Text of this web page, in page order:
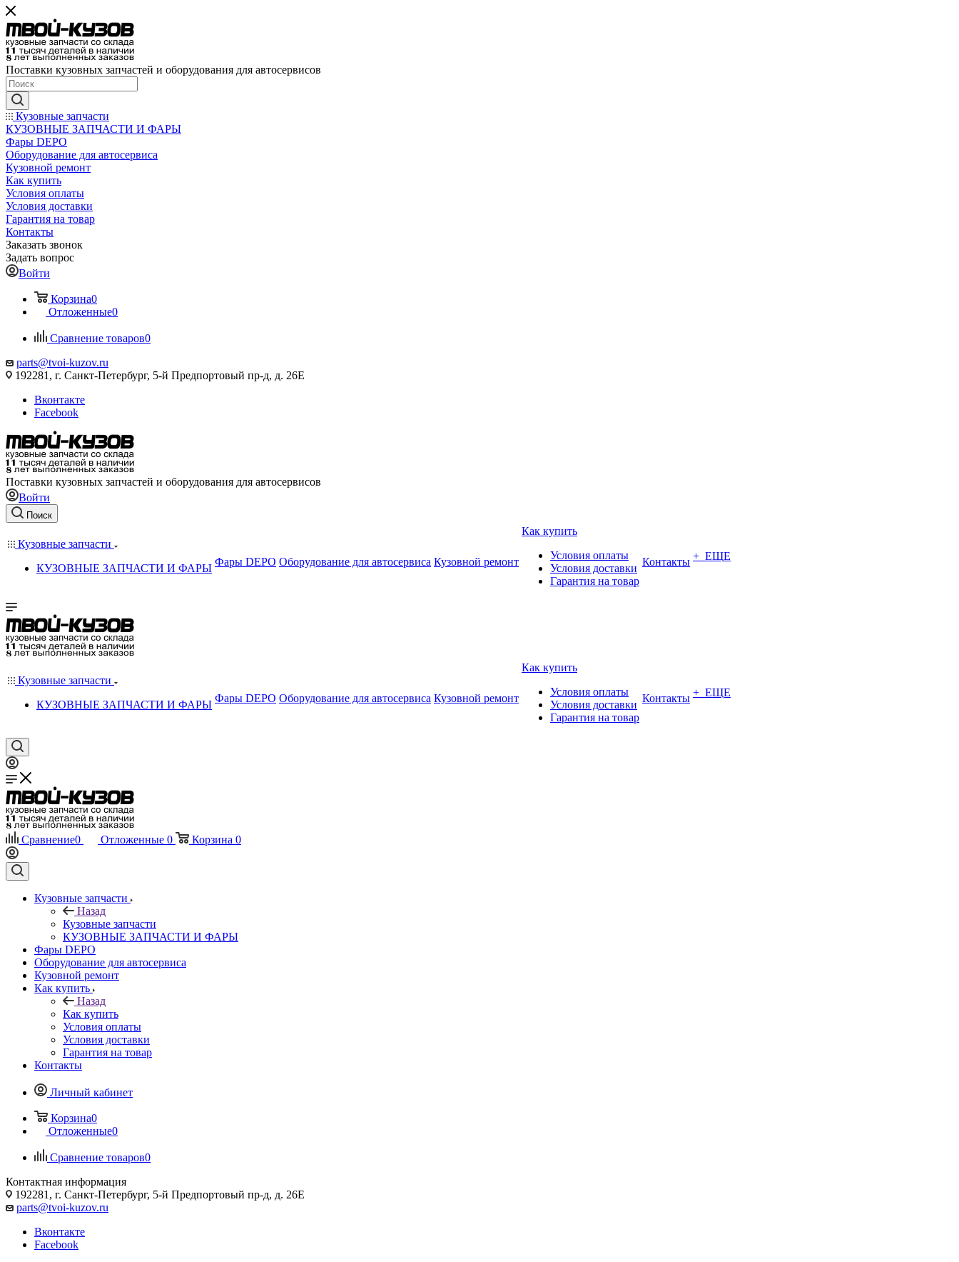
Поставки кузовных запчастей и оборудования для автосервисов
Кузовные запчасти
КУЗОВНЫЕ ЗАПЧАСТИ И ФАРЫ
Фары DEPO
Оборудование для автосервиса
Кузовной ремонт
Как купить
Условия оплаты
Условия доставки
Гарантия на товар
Контакты
Заказать звонок
Задать вопрос
Войти
Корзина0
Отложенные0
Сравнение товаров0
parts@tvoi-kuzov.ru
192281, г. Санкт-Петербург, 5-й Предпортовый пр-д, д. 26Е
Вконтакте
Facebook
Поставки кузовных запчастей и оборудования для автосервисов
Войти
Поиск
Кузовные запчасти
КУЗОВНЫЕ ЗАПЧАСТИ И ФАРЫ
Фары DEPO Оборудование для автосервиса Кузовной ремонт
Как купить
Условия оплаты
Условия доставки
Гарантия на товар
Контакты + ЕЩЕ
Кузовные запчасти
КУЗОВНЫЕ ЗАПЧАСТИ И ФАРЫ
Фары DEPO Оборудование для автосервиса Кузовной ремонт
Как купить
Условия оплаты
Условия доставки
Гарантия на товар
Контакты + ЕЩЕ
Сравнение0 Отложенные 0 Корзина 0
Кузовные запчасти
Назад
Кузовные запчасти
КУЗОВНЫЕ ЗАПЧАСТИ И ФАРЫ
Фары DEPO
Оборудование для автосервиса
Кузовной ремонт
Как купить
Назад
Как купить
Условия оплаты
Условия доставки
Гарантия на товар
Контакты
Личный кабинет
Корзина0
Отложенные0
Сравнение товаров0
Контактная информация
192281, г. Санкт-Петербург, 5-й Предпортовый пр-д, д. 26Е
parts@tvoi-kuzov.ru
Вконтакте
Facebook